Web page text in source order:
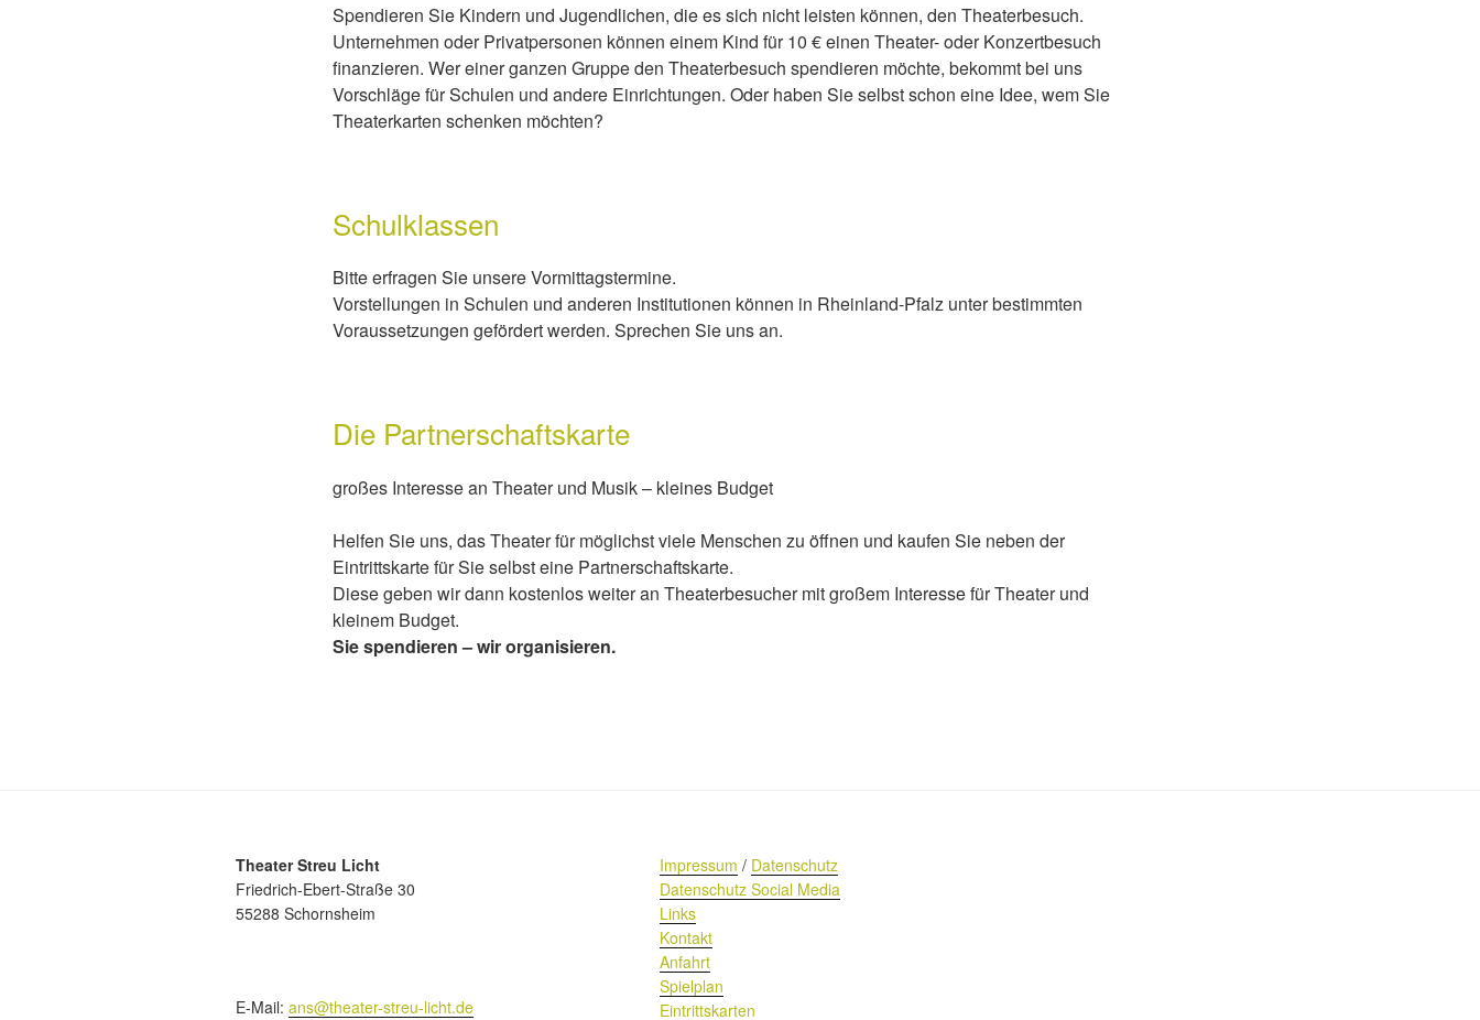
Spendieren Sie Kindern und Jugendlichen, die es sich nicht leisten können, den Theaterbesuch.
Unternehmen oder Privatpersonen können einem Kind für 10 € einen Theater- oder Konzertbesuch
finanzieren. Wer einer ganzen Gruppe den Theaterbesuch spendieren möchte, bekommt bei uns
Vorschläge für Schulen und andere Einrichtungen. Oder haben Sie selbst schon eine Idee, wem Sie
Theaterkarten schenken möchten?
Schulklassen
Bitte erfragen Sie unsere Vormittagstermine.
Vorstellungen in Schulen und anderen Institutionen können in Rheinland-Pfalz unter bestimmten
Voraussetzungen gefördert werden. Sprechen Sie uns an.
Die Partnerschaftskarte
großes Interesse an Theater und Musik – kleines Budget
Helfen Sie uns, das Theater für möglichst viele Menschen zu öffnen und kaufen Sie neben der
Eintrittskarte für Sie selbst eine Partnerschaftskarte.
Diese geben wir dann kostenlos weiter an Theaterbesucher mit großem Interesse für Theater und
kleinem Budget.
Sie spendieren – wir organisieren.
Theater Streu Licht
Friedrich-Ebert-Straße 30
55288 Schornsheim
E-Mail: ans@theater-streu-licht.de
Impressum / Datenschutz
Datenschutz Social Media
Links
Kontakt
Anfahrt
Spielplan
Eintrittskarten